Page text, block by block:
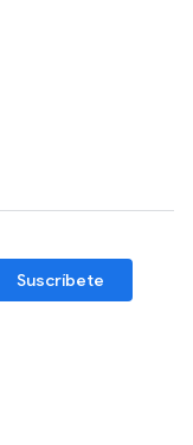
Suscríbete